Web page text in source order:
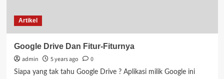
Artikel
Google Drive Dan Fitur-Fiturnya
admin
5 years ago 0
Siapa yang tak tahu Google Drive ? Aplikasi milik Google ini